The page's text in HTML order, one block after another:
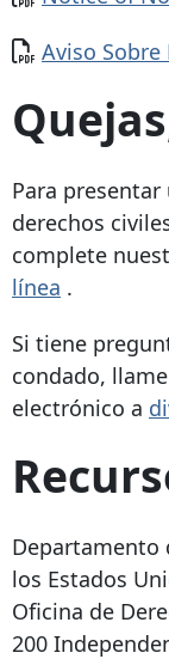
Documento
Aviso
Para
derechos
complete
línea .
Si tiene
condado,
electrónico a
Departamento
los Estados
Oficina de
200